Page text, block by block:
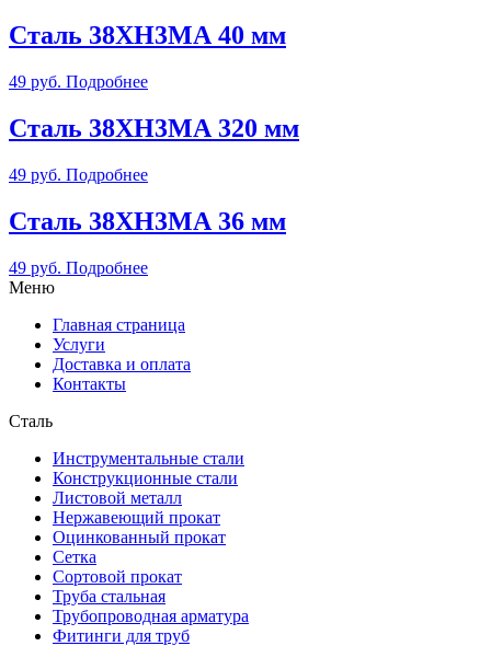
Сталь 38ХН3МА 40 мм
49 руб. Подробнее
Сталь 38ХН3МА 320 мм
49 руб. Подробнее
Сталь 38ХН3МА 36 мм
49 руб. Подробнее
Меню
Главная страница
Услуги
Доставка и оплата
Контакты
Сталь
Инструментальные стали
Конструкционные стали
Листовой металл
Нержавеющий прокат
Оцинкованный прокат
Сетка
Сортовой прокат
Труба стальная
Трубопроводная арматура
Фитинги для труб